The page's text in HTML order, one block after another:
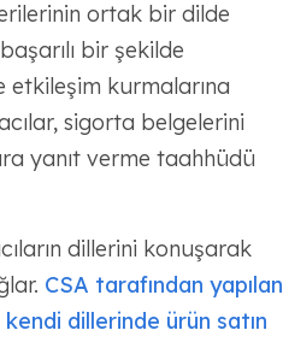
ortak bir dilde
bir şekilde
kurmalarına
sigorta belgelerini
yanıt verme taahhüdü
dillerini konuşarak
CSA tarafından yapılan
dillerinde ürün satın